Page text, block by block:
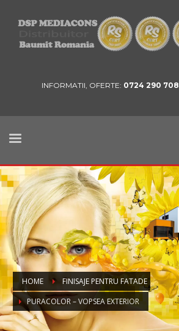
INFORMATII, OFERTE: 0724 290 708
HOME
FINISAJE PENTRU FATADE
PURACOLOR – VOPSEA EXTERIOR